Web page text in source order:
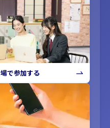
で参加する